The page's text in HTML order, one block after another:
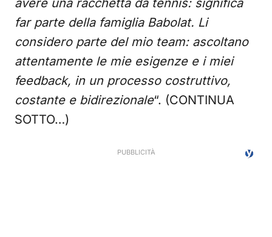
avere una racchetta da tennis: significa
far parte della famiglia Babolat. Li
considero parte del mio team: ascoltano
attentamente le mie esigenze e i miei
feedback, in un processo costruttivo,
costante e bidirezionale“. (CONTINUA
SOTTO…)